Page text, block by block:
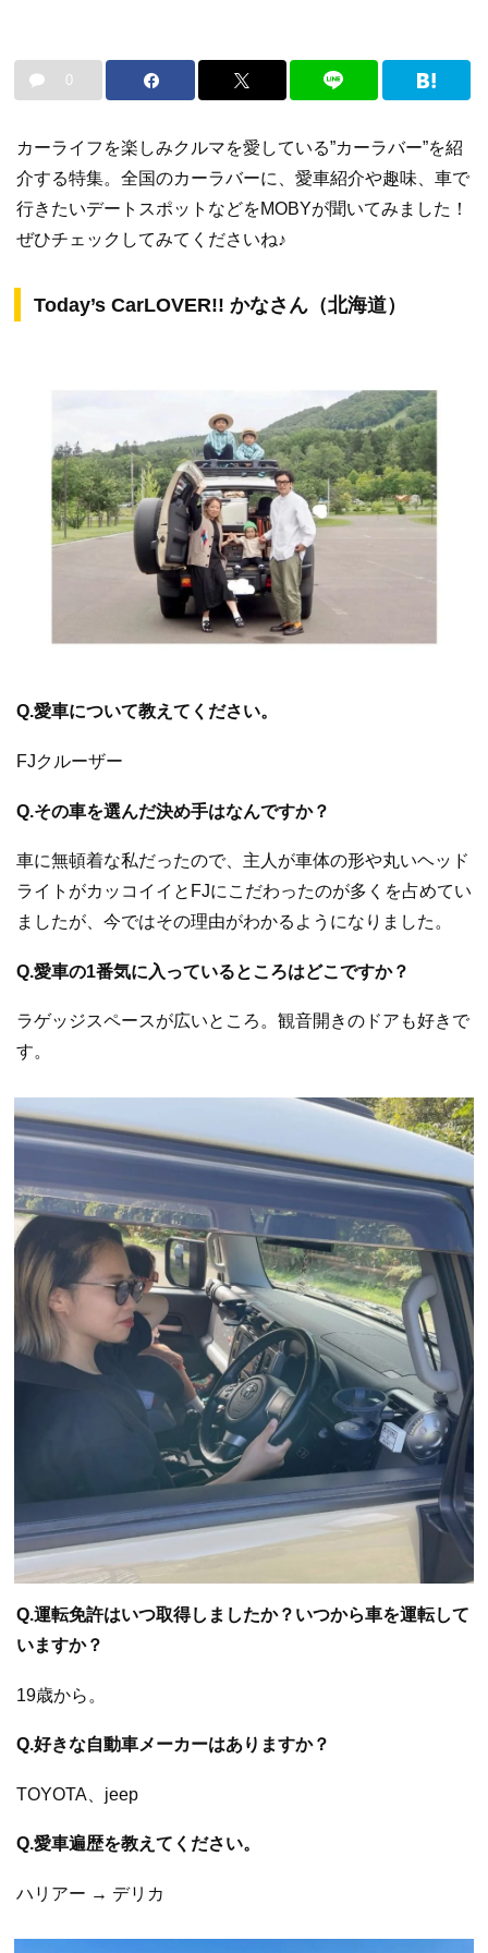
0
カーライフを楽しみクルマを愛している”カーラバー”を紹
介する特集。全国のカーラバーに、愛車紹介や趣味、車で
行きたいデートスポットなどをMOBYが聞いてみました！
ぜひチェックしてみてくださいね♪
Today’s CarLOVER!! かなさん（北海道）
Q.愛車について教えてください。
FJクルーザー
Q.その車を選んだ決め手はなんですか？
車に無頓着な私だったので、主人が車体の形や丸いヘッド
ライトがカッコイイとFJにこだわったのが多くを占めてい
ましたが、今ではその理由がわかるようになりました。
Q.愛車の1番気に入っているところはどこですか？
ラゲッジスペースが広いところ。観音開きのドアも好きで
す。
Q.運転免許はいつ取得しましたか？いつから車を運転して
いますか？
19歳から。
Q.好きな自動車メーカーはありますか？
TOYOTA、jeep
Q.愛車遍歴を教えてください。
ハリアー → デリカ